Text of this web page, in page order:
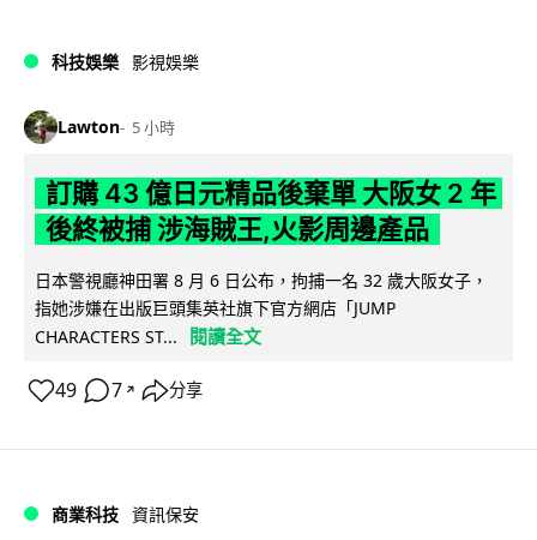
科技娛樂 影視娛樂
Lawton 5 小時
訂購 43 億日元精品後棄單 大阪女 2 年
後終被捕 涉海賊王,火影周邊產品
日本警視廳神田署 8 月 6 日公布，拘捕一名 32 歲大阪女子，
指她涉嫌在出版巨頭集英社旗下官方網店「JUMP
CHARACTERS ST...
閱讀全文
49 7 ↗ 分享
商業科技 資訊保安